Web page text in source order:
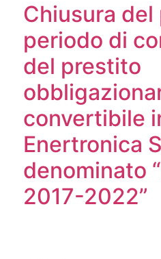
Chiusura del
periodo di
del prestito
convertibile
Enertronica
denominato
2017-2022”